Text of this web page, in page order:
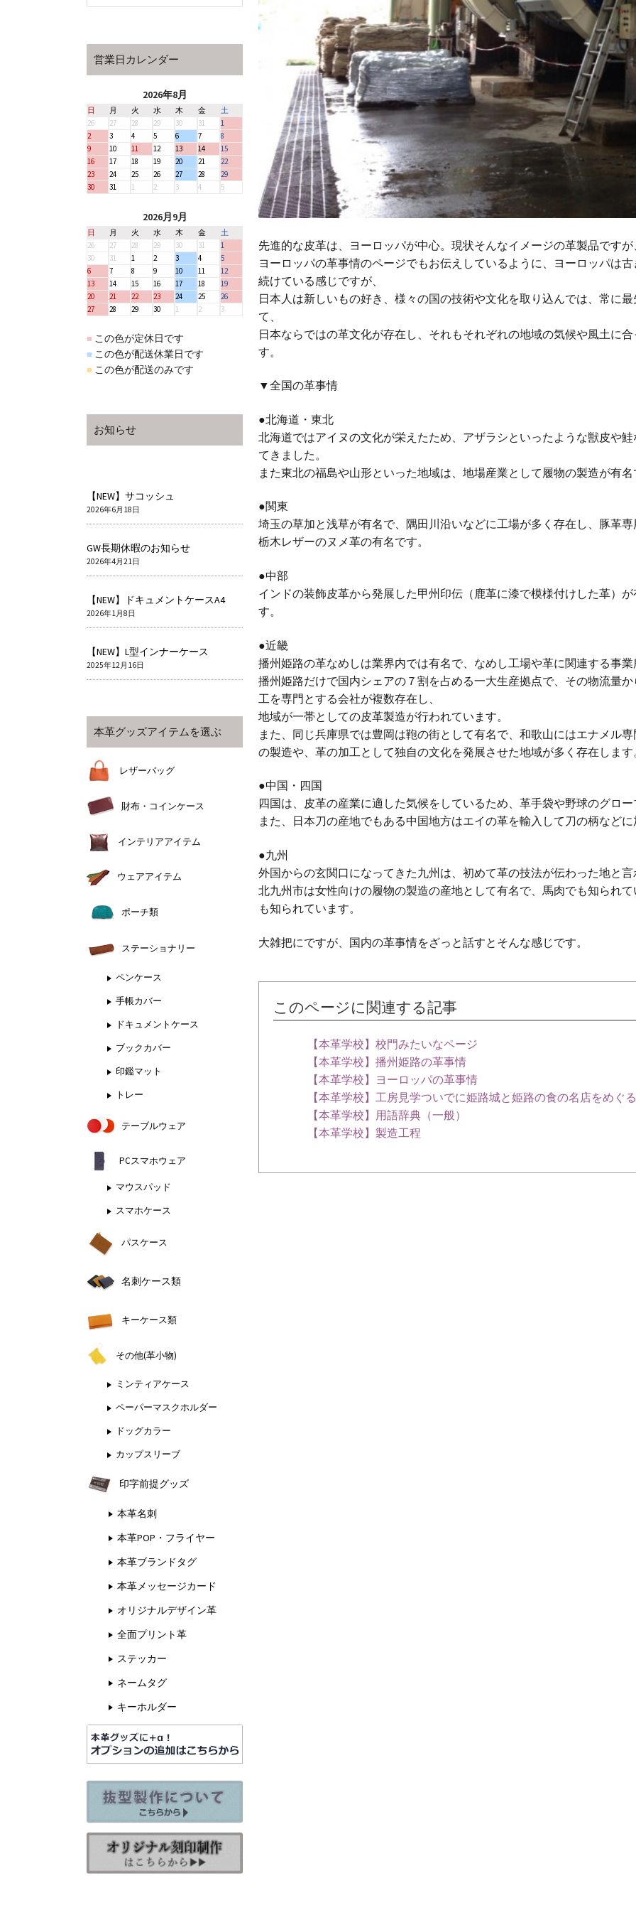
先進的な皮革は、ヨーロッパが中心。現状そんなイメージの革製品ですが
ヨーロッパの革事情のページでもお伝えしているように、ヨーロッパは
続けている感じですが、
日本人は新しいもの好き、様々の国の技術や文化を取り込んでは、常に
て、
日本ならではの革文化が存在し、それもそれぞれの地域の気候や風土に
す。
▼全国の革事情
●北海道・東北
北海道ではアイヌの文化が栄えたため、アザラシといったような獣皮や
てきました。
また東北の福島や山形といった地域は、地場産業として履物の製造が有名
●関東
埼玉の草加と浅草が有名で、隅田川沿いなどに工場が多く存在し、豚革専
栃木レザーのヌメ革の有名です。
●中部
インドの装飾皮革から発展した甲州印伝（鹿革に漆で模様付けした革）
す。
●近畿
播州姫路の革なめしは業界内では有名で、なめし工場や革に関連する事業
播州姫路だけで国内シェアの７割を占める一大生産拠点で、その物流量
工を専門とする会社が複数存在し、
地域が一帯としての皮革製造が行われています。
また、同じ兵庫県では豊岡は鞄の街として有名で、和歌山にはエナメル
の製造や、革の加工として独自の文化を発展させた地域が多く存在します
●中国・四国
四国は、皮革の産業に適した気候をしているため、革手袋や野球のグロ
また、日本刀の産地でもある中国地方はエイの革を輸入して刀の柄などに
●九州
外国からの玄関口になってきた九州は、初めて革の技法が伝わった地と言
北九州市は女性向けの履物の製造の産地として有名で、馬肉でも知られ
も知られています。
大雑把にですが、国内の革事情をざっと話すとそんな感じです。
このページに関連する記事
【本革学校】校門みたいなページ
【本革学校】播州姫路の革事情
【本革学校】ヨーロッパの革事情
【本革学校】工房見学ついでに姫路城と姫路の食の名店をめぐ
【本革学校】用語辞典（一般）
【本革学校】製造工程
営業日カレンダー
2026年8月
日 月 火 水 木 金
土
26
27 28 29 30 31
1
2
3 4 5 6 7
8
9
10 11 12 13 14
15
16
17 18 19 20 21
22
23
24 25 26 27 28
29
30
31 1 2 3 4 5
2026月9月
日 月 火 水 木 金
土
26
27 28 29 30 31
1
30
31 1 2 3 4
5
6
7 8 9 10 11
12
13
14 15 16 17 18
19
20
21 22 23 24 25
26
27
28 29 30 1 2 3
■ この色が定休日です
■ この色が配送休業日です
■ この色が配送のみです
お知らせ
【NEW】サコッシュ
2026年6月18日
GW長期休暇のお知らせ
2026年4月21日
【NEW】ドキュメントケースA4
2026年1月8日
【NEW】L型インナーケース
2025年12月16日
本革グッズアイテムを選ぶ
レザーバッグ
財布・コインケース
インテリアアイテム
ウェアアイテム
ポーチ類
ステーショナリー
ペンケース
手帳カバー
ドキュメントケース
ブックカバー
印鑑マット
トレー
テーブルウェア
PCスマホウェア
マウスパッド
スマホケース
パスケース
名刺ケース類
キーケース類
その他(革小物)
ミンティアケース
ペーパーマスクホルダー
ドッグカラー
カップスリーブ
印字前提グッズ
本革名刺
本革POP・フライヤー
本革ブランドタグ
本革メッセージカード
オリジナルデザイン革
全面プリント革
ステッカー
ネームタグ
キーホルダー